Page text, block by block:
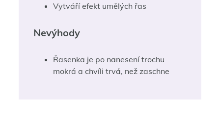
Vytváří efekt umělých řas
Nevýhody
Řasenka je po nanesení trochu
mokrá a chvíli trvá, než zaschne